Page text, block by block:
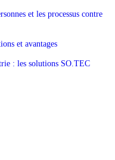
et les processus contre
et avantages
: les solutions SO.TEC